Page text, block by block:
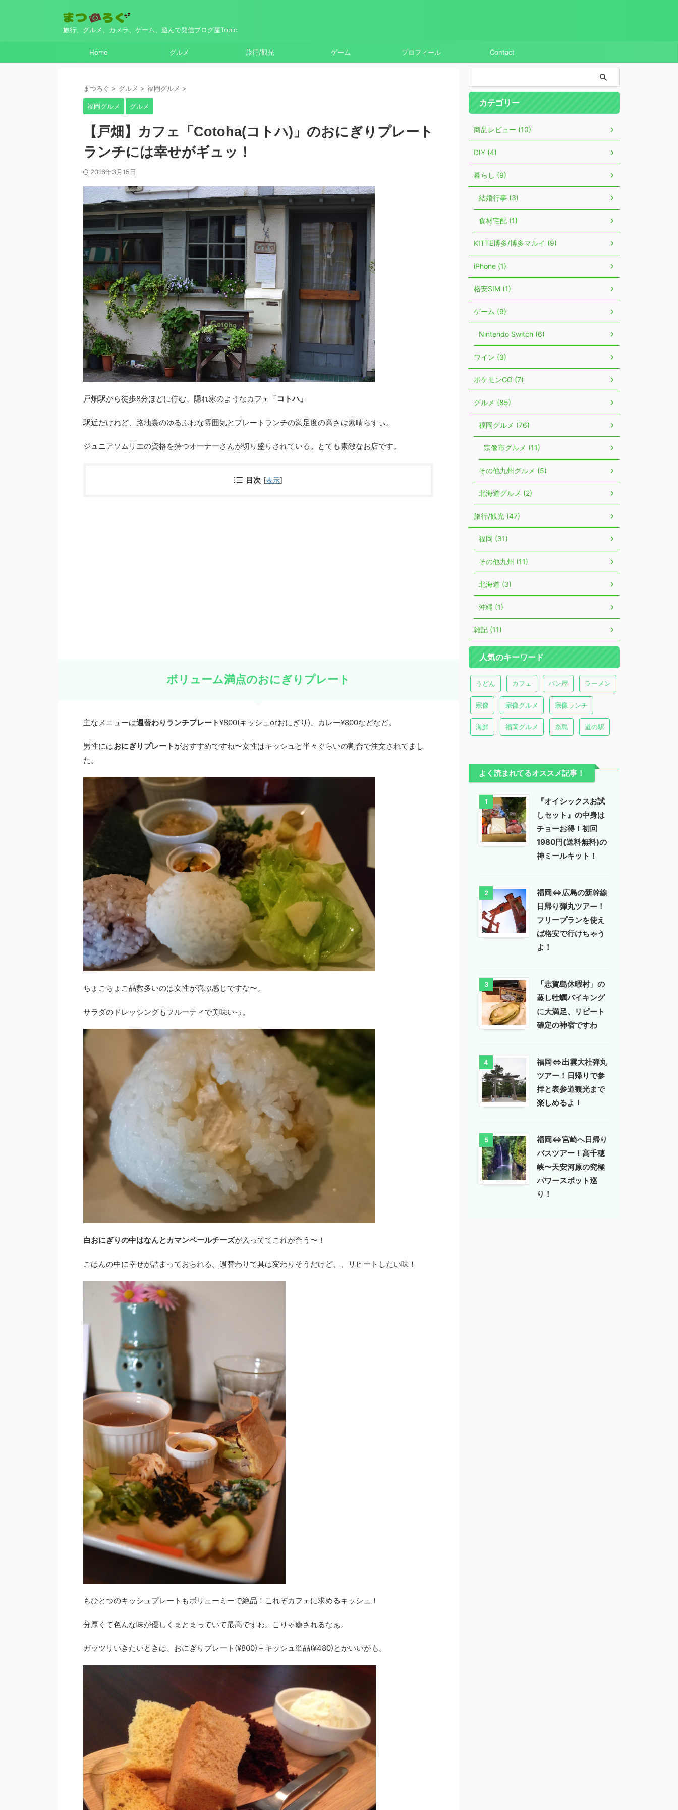
旅行、グルメ、カメラ、ゲーム、遊んで発信ブログ屋Topic
Home グルメ 旅行/観光 ゲーム プロフィール Contact
まつろぐ > グルメ > 福岡グルメ >
福岡グルメ グルメ
【戸畑】カフェ「Cotoha(コトハ)」のおにぎりプレート
ランチには幸せがギュッ！
2016年3月15日
戸畑駅から徒歩8分ほどに佇む、隠れ家のようなカフェ 「コトハ」
駅近だけれど、路地裏のゆるふわな雰囲気とプレートランチの満足度の高さは素晴らすぃ。
ジュニアソムリエの資格を持つオーナーさんが切り盛りされている。とても素敵なお店です。
目次 [表示]
ボリューム満点のおにぎりプレート
主なメニューは週替わりランチプレート¥800(キッシュorおにぎり)、カレー¥800などなど。
男性にはおにぎりプレート がおすすめですね〜女性はキッシュと半々ぐらいの割合で注文されてまし
た。
ちょこちょこ品数多いのは女性が喜ぶ感じですな〜。
サラダのドレッシングもフルーティで美味いっ。
白おにぎりの中はなんとカマンベールチーズが入っててこれが合う〜！
ごはんの中に幸せが詰まっておられる。週替わりで具は変わりそうだけど、、リピートしたい味！
もひとつのキッシュプレートもボリューミーで絶品！これぞカフェに求めるキッシュ！
分厚くて色んな味が優しくまとまっていて最高ですわ。こりゃ癒されるなぁ。
ガッツリいきたいときは、おにぎりプレート(¥800)＋キッシュ単品(¥480)とかいいかも。
カテゴリー
商品レビュー (10)
DIY (4)
暮らし (9)
結婚行事 (3)
食材宅配 (1)
KITTE博多/博多マルイ (9)
iPhone (1)
格安SIM (1)
ゲーム (9)
Nintendo Switch (6)
ワイン (3)
ポケモンGO (7)
グルメ (85)
福岡グルメ (76)
宗像市グルメ (11)
その他九州グルメ (5)
北海道グルメ (2)
旅行/観光 (47)
福岡 (31)
その他九州 (11)
北海道 (3)
沖縄 (1)
雑記 (11)
人気のキーワード
うどん カフェ パン屋 ラーメン
宗像 宗像グルメ 宗像ランチ
海鮮 福岡グルメ 糸島 道の駅
よく読まれてるオススメ記事！
1
『オイシックスお試
しセット』の中身は
チョーお得！初回
1980円(送料無料)の
神ミールキット！
2
福岡⇔広島の新幹線
日帰り弾丸ツアー！
フリープランを使え
ば格安で行けちゃう
よ！
3
「志賀島休暇村」の
蒸し牡蠣バイキング
に大満足、リピート
確定の神宿ですわ
4
福岡⇔出雲大社弾丸
ツアー！日帰りで参
拝と表参道観光まで
楽しめるよ！
5
福岡⇔宮崎へ日帰り
バスツアー！高千穂
峡〜天安河原の究極
パワースポット巡
り！